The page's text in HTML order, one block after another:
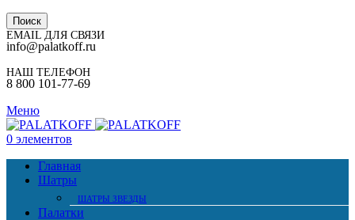
Поиск
EMAIL ДЛЯ СВЯЗИ
info@palatkoff.ru
НАШ ТЕЛЕФОН
8 800 101-77-69
Меню
0 элементов
Главная
Шатры
ШАТРЫ ЗВЕЗДЫ
Палатки